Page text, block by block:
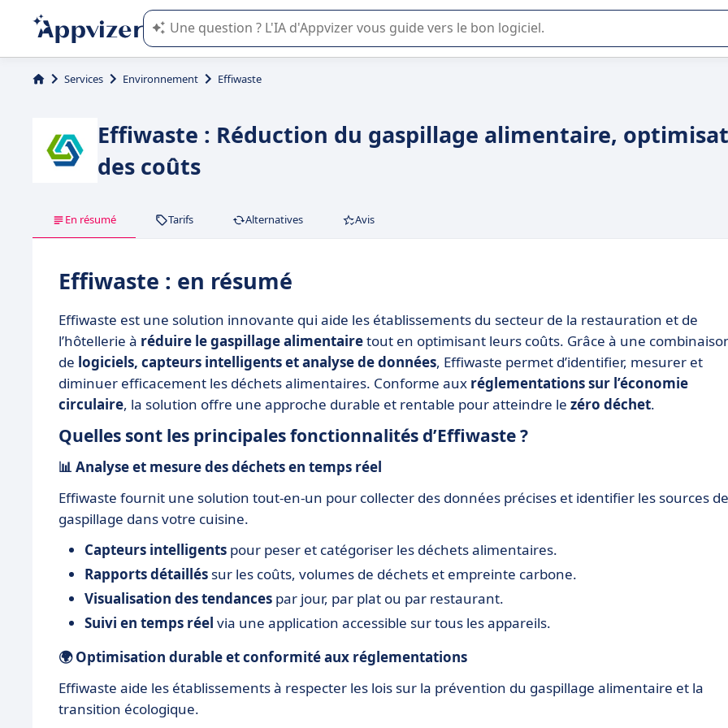
L'IA de Appvizer vous guide dans l'utilisation ou la sélection de logiciel SaaS en entreprise.
Services Environnement Effiwaste
Effiwaste : Réduction du gaspillage alimentaire,
des coûts
En résumé Tarifs Alternatives Avis
Effiwaste : en résumé
Effiwaste est une solution innovante qui aide les établissements du secteur de la restauration et de
l’hôtellerie à réduire le gaspillage alimentairetout en optimisant leurs coûts. Grâce à une
de logiciels, capteurs intelligents et analyse de données, Effiwaste permet d’identifier, mesurer et
diminuer efficacement les déchets alimentaires. Conforme aux réglementations sur l’économie
circulaire, la solution offre une approche durable et rentable pour atteindre le zéro déchet.
Quelles sont les principales fonctionnalités d’Effiwaste ?
📊 Analyse et mesure des déchets en temps réel
Effiwaste fournit une solution tout-en-un pour collecter des données précises et identifier les sources de
gaspillage dans votre cuisine.
Capteurs intelligents pour peser et catégoriser les déchets alimentaires.
Rapports détaillés sur les coûts, volumes de déchets et empreinte carbone.
Visualisation des tendances par jour, par plat ou par restaurant.
Suivi en temps réel via une application accessible sur tous les appareils.
🌍Optimisation durable et conformité aux réglementations
Effiwaste aide les établissements à respecter les lois sur la prévention du gaspillage alimentaire et la
transition écologique.